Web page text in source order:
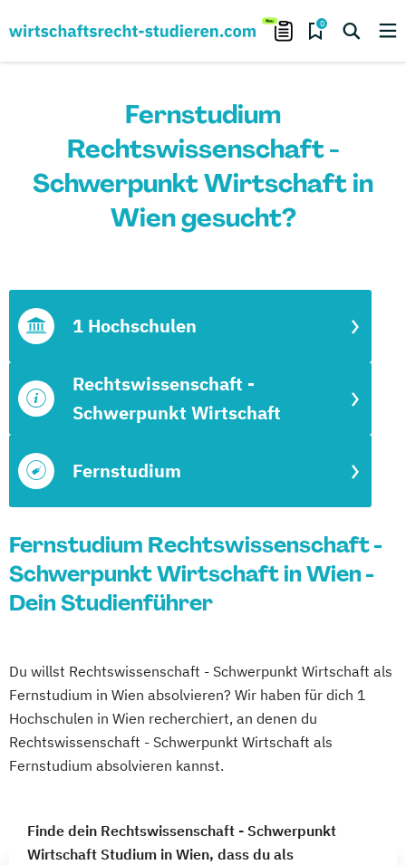
0
Fernstudium
Rechtswissenschaft -
Schwerpunkt Wirtschaft in
Wien gesucht?
Fernstudium
Rechtswissenschaft -
Schwerpunkt Wirtschaft
1 Hochschulen
Fernstudium Rechtswissenschaft -
Schwerpunkt Wirtschaft in Wien -
Dein Studienführer
Du willst Rechtswissenschaft - Schwerpunkt Wirtschaft als
Fernstudium in Wien absolvieren? Wir haben für dich 1
Hochschulen in Wien recherchiert, an denen du
Rechtswissenschaft - Schwerpunkt Wirtschaft als
Fernstudium absolvieren kannst.
Finde dein Rechtswissenschaft - Schwerpunkt
Wirtschaft Studium in Wien, dass du als